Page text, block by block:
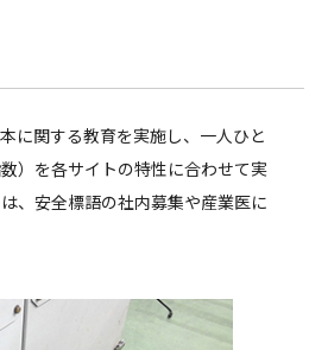
に関する教育を実施し、一人ひと
）を各サイトの特性に合わせて実
、安全標語の社内募集や産業医に